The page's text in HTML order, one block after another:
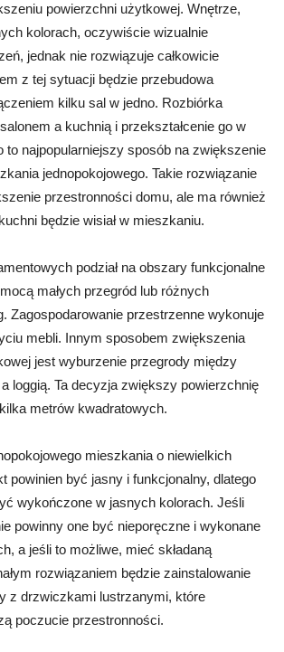
powierzchni użytkowej. Wnętrze,
kolorach, oczywiście wizualnie
jednak nie rozwiązuje całkowicie
z tej sytuacji będzie przebudowa
kilku sal w jedno. Rozbiórka
a kuchnią i przekształcenie go w
to najpopularniejszy sposób na zwiększenie
jednopokojowego. Takie rozwiązanie
przestronności domu, ale ma również
będzie wisiał w mieszkaniu.
podział na obszary funkcjonalne
małych przegród lub różnych
Zagospodarowanie przestrzenne wykonuje
mebli. Innym sposobem zwiększenia
jest wyburzenie przegrody między
loggią. Ta decyzja zwiększy powierzchnię
metrów kwadratowych.
mieszkania o niewielkich
powinien być jasny i funkcjonalny, dlatego
wykończone w jasnych kolorach. Jeśli
powinny one być nieporęczne i wykonane
a jeśli to możliwe, mieć składaną
rozwiązaniem będzie zainstalowanie
z drzwiczkami lustrzanymi, które
poczucie przestronności.